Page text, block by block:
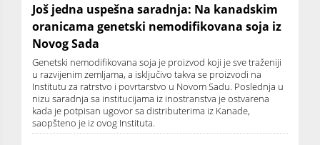
Još jedna uspešna saradnja: Na kanadskim
oranicama genetski nemodifikovana soja iz
Novog Sada
Genetski nemodifikovana soja je proizvod koji je sve traženiji
u razvijenim zemljama, a isključivo takva se proizvodi na
Institutu za ratrstvo i povrtarstvo u Novom Sadu. Poslednja u
nizu saradnja sa institucijama iz inostranstva je ostvarena
kada je potpisan ugovor sa distributerima iz Kanade,
saopšteno je iz ovog Instituta.